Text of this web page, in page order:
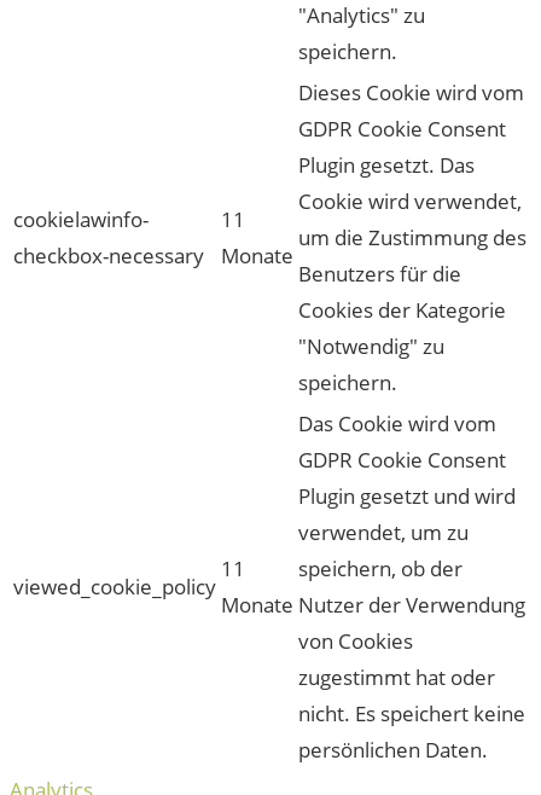
"Analytics" zu
speichern.
cookielawinfo-
checkbox-necessary
11
Monate
Dieses Cookie wird vom
GDPR Cookie Consent
Plugin gesetzt. Das
Cookie wird verwendet,
um die Zustimmung des
Benutzers für die
Cookies der Kategorie
"Notwendig" zu
speichern.
viewed_cookie_policy
11
Monate
Das Cookie wird vom
GDPR Cookie Consent
Plugin gesetzt und wird
verwendet, um zu
speichern, ob der
Nutzer der Verwendung
von Cookies
zugestimmt hat oder
nicht. Es speichert keine
persönlichen Daten.